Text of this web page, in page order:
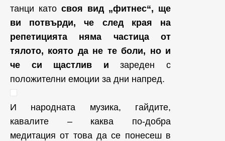
танци като своя вид „фитнес“, ще
ви потвърди, че след края на
репетицията няма частица от
тялото, която да не те боли, но и
че си щастлив изареден с
положителни емоции за дни напред.
И народната музика, гайдите,
кавалите – каква по-добра
медитация от това да се понесеш в